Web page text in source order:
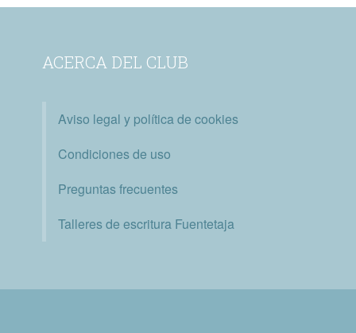
ACERCA DEL CLUB
Aviso legal y política de cookies
Condiciones de uso
Preguntas frecuentes
Talleres de escritura Fuentetaja